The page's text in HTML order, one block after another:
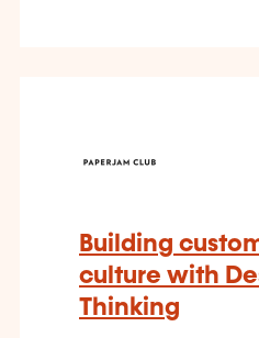
Building
culture with
Thinking